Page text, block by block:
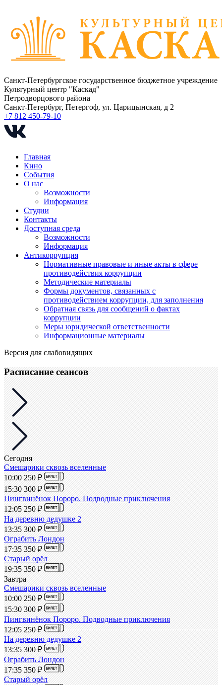
Санкт-Петербургское государственное бюджетное учреждение
Культурный центр "Каскад"
Петродворцового района
Санкт-Петербург, Петергоф, ул. Царицынская, д 2
+7 812 450-79-10
Главная
Кино
События
О нас
Возможности
Информация
Студии
Контакты
Доступная среда
Возможности
Информация
Антикоррупция
Нормативные правовые и иные акты в сфере
противодействия коррупции
Методические материалы
Формы документов, связанных с
противодействием коррупции, для заполнения
Обратная связь для сообщений о фактах
коррупции
Меры юридической ответственности
Информационные материалы
Версия для слабовидящих
Расписание сеансов
Сегодня
Смешарики сквозь вселенные
10:00 250 ₽
15:30 300 ₽
Пингвинёнок Пороро. Подводные приключения
12:05 250 ₽
На деревню дедушке 2
13:35 300 ₽
Ограбить Лондон
17:35 350 ₽
Старый орёл
19:35 350 ₽
Завтра
Смешарики сквозь вселенные
10:00 250 ₽
15:30 300 ₽
Пингвинёнок Пороро. Подводные приключения
12:05 250 ₽
На деревню дедушке 2
13:35 300 ₽
Ограбить Лондон
17:35 350 ₽
Старый орёл